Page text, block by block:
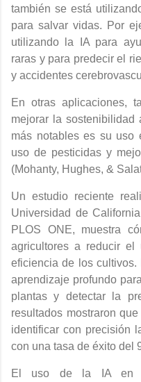
también se está
para salvar vidas. Por
utilizando la IA para
raras y para predecir el
y accidentes
En otras aplicaciones,
mejorar la sostenibilidad
más notables es su uso
uso de pesticidas y
(Mohanty, Hughes, &
Un estudio reciente
Universidad de
PLOS ONE, muestra
agricultores a reducir
eficiencia de los
aprendizaje profundo
plantas y detectar la
resultados mostraron
identificar con precisión
con una tasa de éxito del
El uso de la IA en